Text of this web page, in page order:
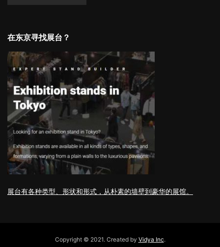
在东京寻找展台？
展台有各种类型、形状和形式，从朴素的墙壁到豪华的展馆。
Copyright © 2021. Created by Vidya Inc.